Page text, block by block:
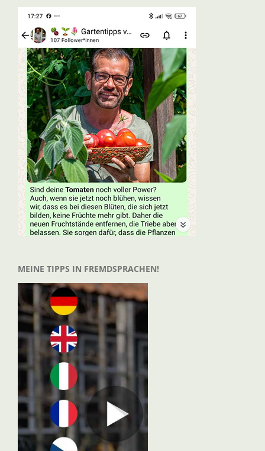
MEINE TIPPS IN FREMDSPRACHEN!